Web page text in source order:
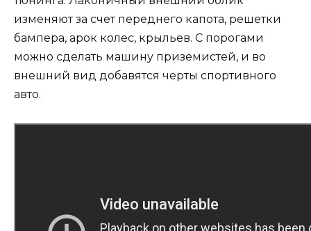
изменяют за счет переднего капота, решетки
бампера, арок колес, крыльев. С порогами
можно сделать машину приземистей, и во
внешний вид добавятся черты спортивного
авто.